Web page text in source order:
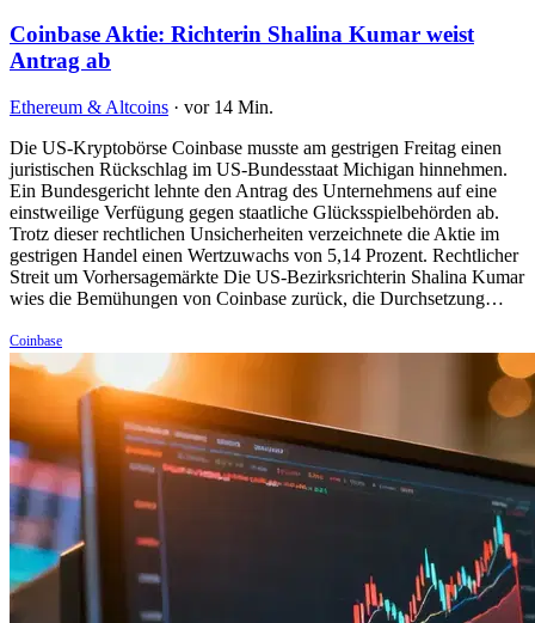
Coinbase Aktie: Richterin Shalina Kumar weist
Antrag ab
Ethereum & Altcoins · vor 14 Min.
Die US-Kryptobörse Coinbase musste am gestrigen Freitag einen
juristischen Rückschlag im US-Bundesstaat Michigan hinnehmen.
Ein Bundesgericht lehnte den Antrag des Unternehmens auf eine
einstweilige Verfügung gegen staatliche Glücksspielbehörden ab.
Trotz dieser rechtlichen Unsicherheiten verzeichnete die Aktie im
gestrigen Handel einen Wertzuwachs von 5,14 Prozent. Rechtlicher
Streit um Vorhersagemärkte Die US-Bezirksrichterin Shalina Kumar
wies die Bemühungen von Coinbase zurück, die Durchsetzung…
Coinbase